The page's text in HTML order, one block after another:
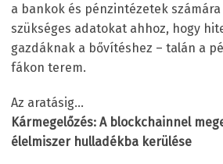
a bankok és pénzintézetek
szükséges adatokat ahhoz, hogy
gazdáknak a bővítéshez – talán a
fákon terem.
Az aratásig…
Kármegelőzés: A blockchainnel
élelmiszer hulladékba kerülése